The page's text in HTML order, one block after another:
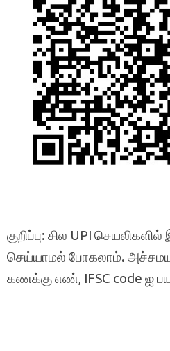
குறிப்பு: சில UPI
செய்யாமல் போகலாம்.
கணக்கு எண், IFSC code ஐ